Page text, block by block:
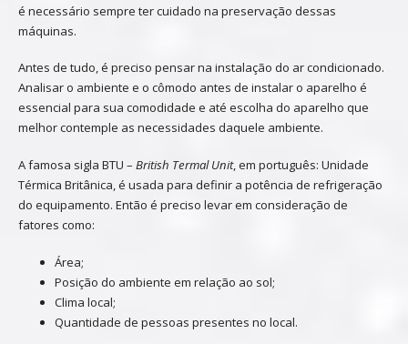
é necessário sempre ter cuidado na preservação dessas
máquinas.
Antes de tudo, é preciso pensar na instalação do ar condicionado.
Analisar o ambiente e o cômodo antes de instalar o aparelho é
essencial para sua comodidade e até escolha do aparelho que
melhor contemple as necessidades daquele ambiente.
A famosa sigla BTU – British Termal Unit, em português: Unidade
Térmica Britânica, é usada para definir a potência de refrigeração
do equipamento. Então é preciso levar em consideração de
fatores como:
Área;
Posição do ambiente em relação ao sol;
Clima local;
Quantidade de pessoas presentes no local.